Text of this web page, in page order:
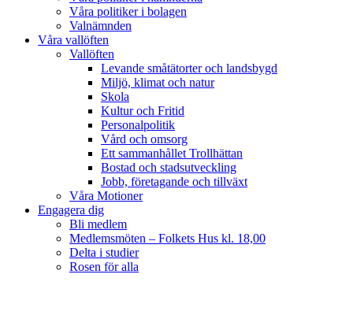
Våra politiker i bolagen
Valnämnden
Våra vallöften
Vallöften
Levande småtätorter och landsbygd
Miljö, klimat och natur
Skola
Kultur och Fritid
Personalpolitik
Vård och omsorg
Ett sammanhållet Trollhättan
Bostad och stadsutveckling
Jobb, företagande och tillväxt
Våra Motioner
Engagera dig
Bli medlem
Medlemsmöten – Folkets Hus kl. 18,00
Delta i studier
Rosen för alla